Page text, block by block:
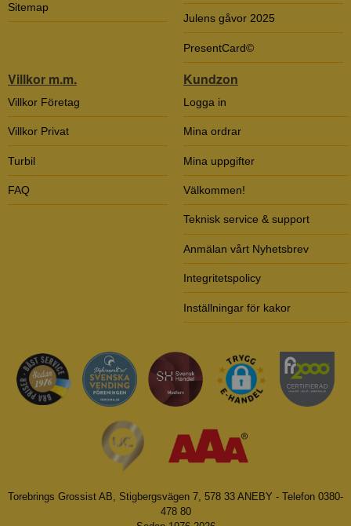
Sitemap
Julens gåvor 2025
PresentCard©
Villkor m.m.
Villkor Företag
Villkor Privat
Turbil
FAQ
Kundzon
Logga in
Mina ordrar
Mina uppgifter
Välkommen!
Teknisk service & support
Anmälan vårt Nyhetsbrev
Integritetspolicy
Inställningar för kakor
Torebrings Grossist AB, Stigbergsvägen 7, 578 33 ANEBY - Telefon 0380-
478 80